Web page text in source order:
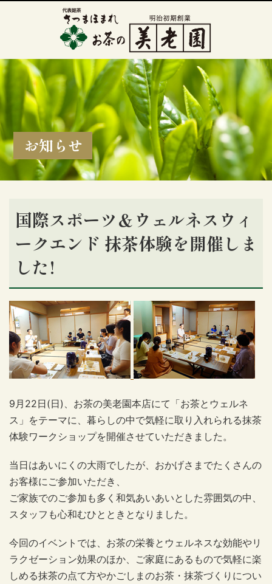
お知らせ
国際スポーツ＆ウェルネスウィ
ークエンド 抹茶体験を開催しま
した!
9月 22日(日) 、お茶の美老園本店にて「お茶とウェルネ
ス」をテーマに、暮らしの中で気軽に取り入れられる抹茶
体験ワークショップを開催させていただきました。
当日はあいにくの大雨でしたが、おかげさまでたくさんの
お客様にご参加いただき、
ご家族でのご参加も多く和気あいあいとした雰囲気の中、
スタッフも心和むひとときとなりました。
今回のイベントでは、お茶の栄養とウェルネスな効能やリ
ラクゼーション効果のほか、ご家庭にあるもので気軽に楽
しめる抹茶の点て方やかごしまのお茶・抹茶づくりについ